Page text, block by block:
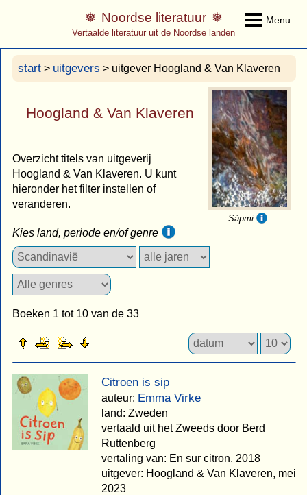
Menu
Noordse literatuur
Vertaalde literatuur uit de Noordse landen
start > uitgevers > uitgever Hoogland & Van Klaveren
Sápmi
Hoogland & Van Klaveren
Overzicht titels van uitgeverij
Hoogland & Van Klaveren. U kunt
hieronder het filter instellen of
veranderen.
Kies land, periode en/of genre
Boeken 1 tot 10 van de 33
Citroen is sip
auteur: Emma Virke
land: Zweden
vertaald uit het Zweeds door Berd
Ruttenberg
vertaling van: En sur citron, 2018
uitgever: Hoogland & Van Klaveren, mei
2023